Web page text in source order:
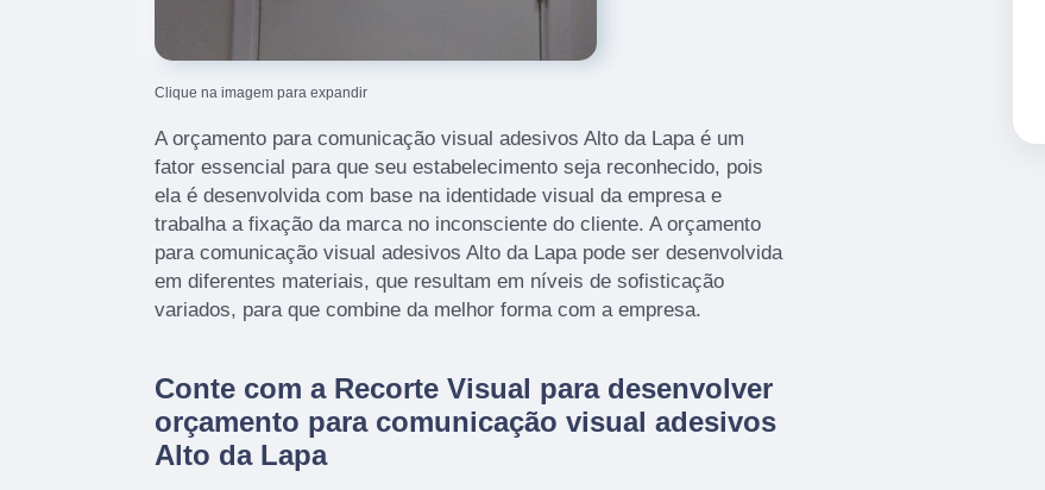
Clique na imagem para expandir
A orçamento para comunicação visual adesivos Alto da Lapa é um
fator essencial para que seu estabelecimento seja reconhecido, pois
ela é desenvolvida com base na identidade visual da empresa e
trabalha a fixação da marca no inconsciente do cliente. A orçamento
para comunicação visual adesivos Alto da Lapa pode ser desenvolvida
em diferentes materiais, que resultam em níveis de sofisticação
variados, para que combine da melhor forma com a empresa.
Conte com a Recorte Visual para desenvolver
orçamento para comunicação visual adesivos
Alto da Lapa